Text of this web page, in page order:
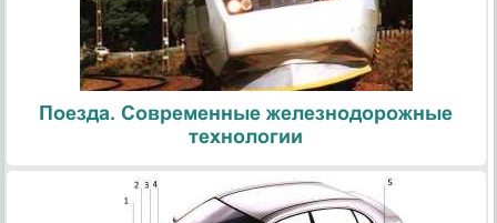
Поезда. Современные железнодорожные
технологии